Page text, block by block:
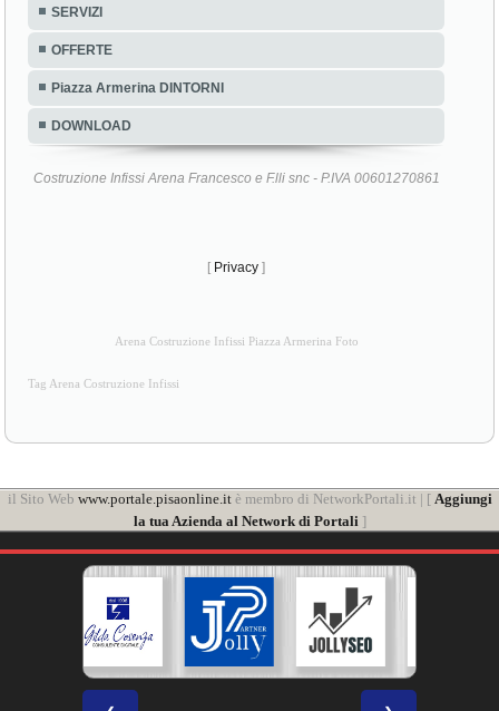
SERVIZI
OFFERTE
Piazza Armerina DINTORNI
DOWNLOAD
Costruzione Infissi Arena Francesco e F.lli snc - P.IVA 00601270861
[ Privacy ]
Arena Costruzione Infissi Piazza Armerina Foto
Tag Arena Costruzione Infissi
il Sito Web www.portale.pisaonline.itè membro di NetworkPortali.it | [ Aggiungi
la tua Azienda al Network di Portali]